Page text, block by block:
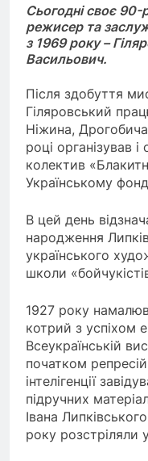
Сьогодні своє 90-
режисер та
з 1969 року –
Васильович.
Після здобуття
Гіляровський
Ніжина,
році організував
колектив
Українському
В цей день
народження
українського
школи
1927 року
котрий з успіхом
Всеукраїнській
початком
інтелігенції
підручних
Івана
року розстріляли